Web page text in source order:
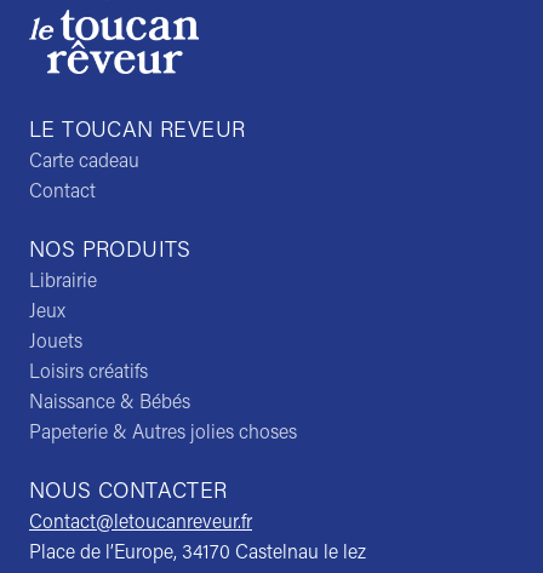
NOS PRODUITS
Librairie
Jeux
Jouets
Loisirs créatifs
Naissance & Bébés
Papeterie & Autres jolies choses
NOUS CONTACTER
Contact@letoucanreveur.fr
Place de l’Europe, 34170 Castelnau le lez
LE TOUCAN REVEUR
Carte cadeau
Contact